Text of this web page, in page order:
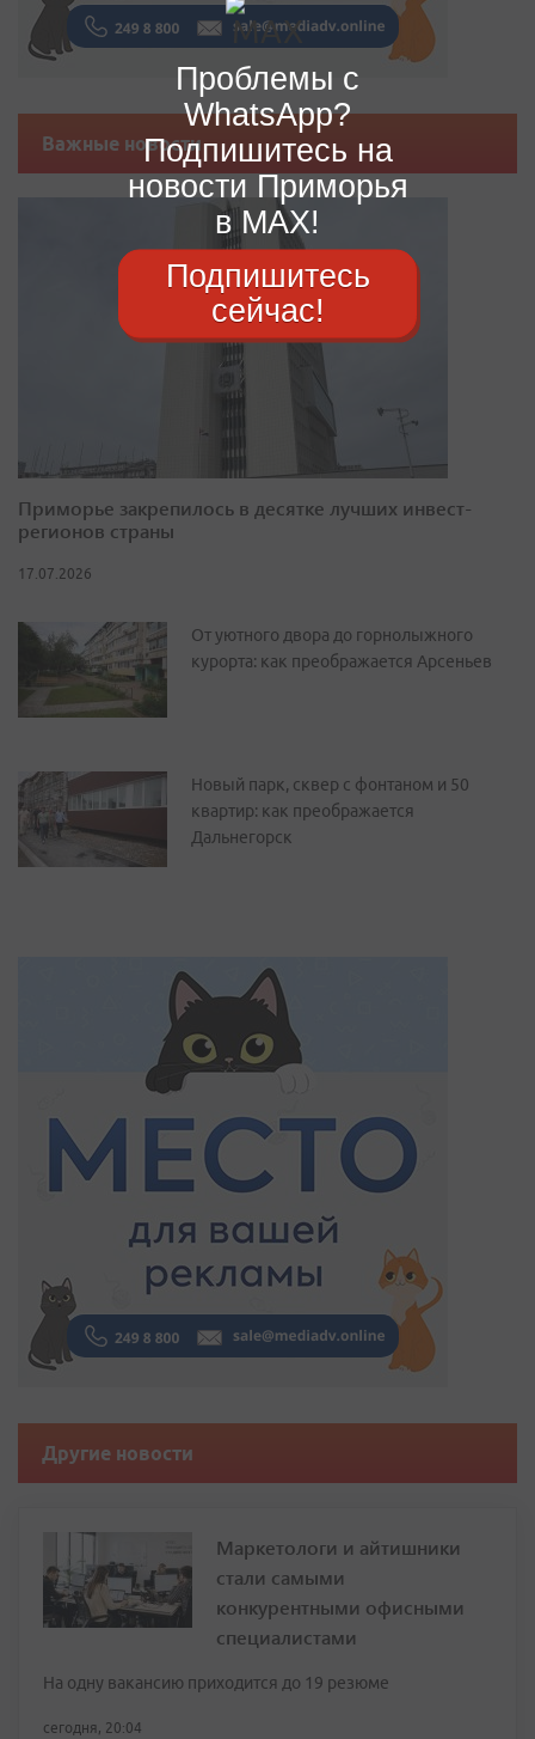
Важные новости
Приморье закрепилось в десятке лучших инвест-
регионов страны
17.07.2026
От уютного двора до горнолыжного
курорта: как преображается Арсеньев
Новый парк, сквер с фонтаном и 50
квартир: как преображается
Дальнегорск
Другие новости
Маркетологи и айтишники
стали самыми
конкурентными офисными
специалистами
На одну вакансию приходится до 19 резюме
сегодня, 20:04
Проблемы с
WhatsApp?
Подпишитесь на
новости Приморья
в MAX!
Подпишитесь
сейчас!